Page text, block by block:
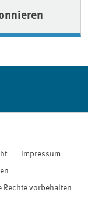
Impressum
vorbehalten